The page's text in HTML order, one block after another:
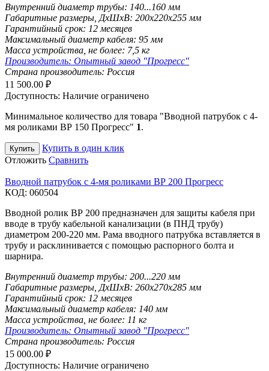
Внутренний диаметр трубы: 140...160 мм
Габаритные размеры, ДхШхВ: 200х220х255 мм
Гарантийный срок: 12 месяцев
Максимальный диаметр кабеля: 95 мм
Масса устройства, не более: 7,5 кг
Производитель: Опытный завод "Прогресс"
Страна производитель: Россия
11 500.00 ₽
Доступность: Наличие ограничено
Минимальное количество для товара "Вводной патрубок с 4-
мя роликами ВР 150 Прогресс" 1.
Купить
Купить в один клик
Отложить Сравнить
Вводной патрубок с 4-мя роликами ВР 200 Прогресс
КОД: 060504
Вводной ролик ВР 200 предназначен для защиты кабеля при
вводе в трубу кабельной канализации (в ПНД трубу)
диаметром 200-220 мм. Рама вводного патрубка вставляется в
трубу и расклинивается с помощью распорного болта и
шарнира.
Внутренний диаметр трубы: 200...220 мм
Габаритные размеры, ДхШхВ: 260х270х285 мм
Гарантийный срок: 12 месяцев
Максимальный диаметр кабеля: 140 мм
Масса устройства, не более: 11 кг
Производитель: Опытный завод "Прогресс"
Страна производитель: Россия
15 000.00 ₽
Доступность: Наличие ограничено